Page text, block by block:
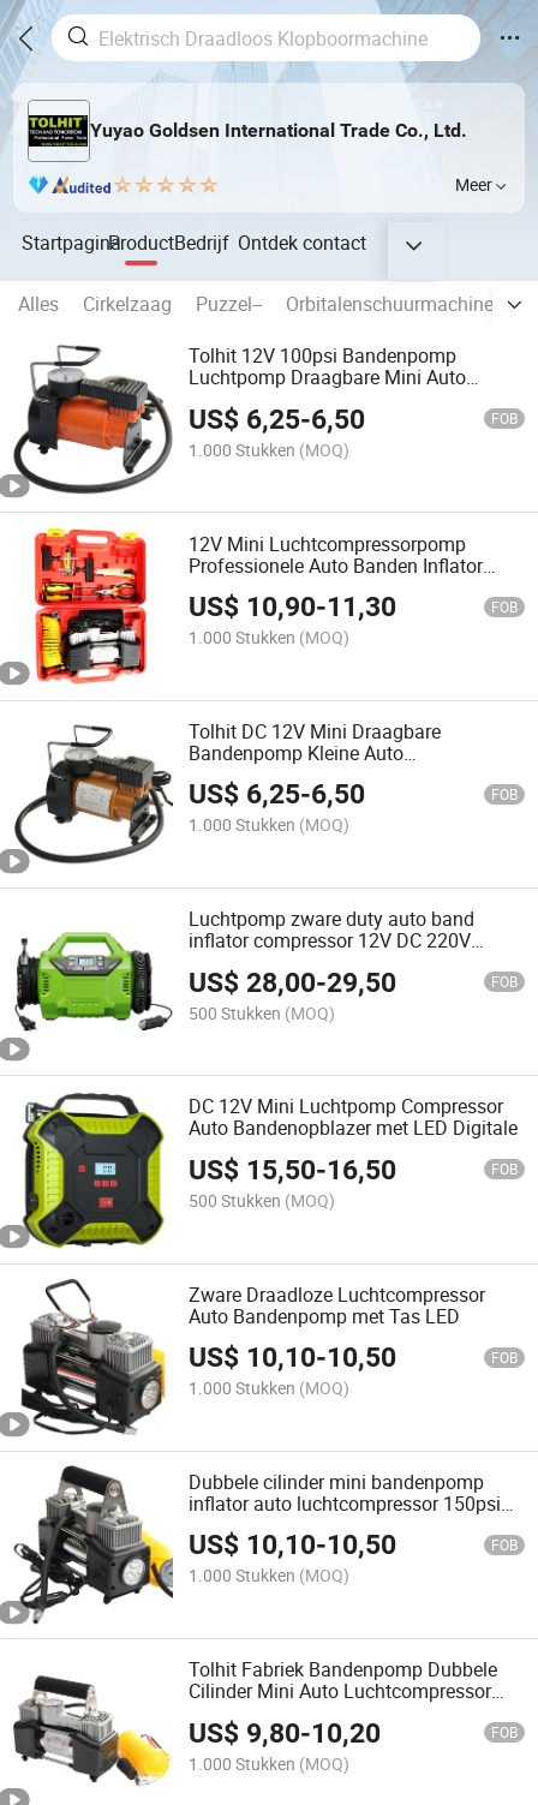
Yuyao Goldsen International Trade Co., Ltd.
Meer
StartpaginaProductBedrijf Ontdekcontact
Alles Cirkelzaag Puzzel-- Orbitalenschuurmachine
Tolhit 12V 100psi Bandenpomp
Luchtpomp Draagbare Mini Auto
US$ 6,25-6,50 FOB
1.000 Stukken (MOQ)
12V Mini Luchtcompressorpomp
Professionele Auto Banden Inflator
150psi Dubbele Cilinders
US$ 10,90-11,30 FOB
1.000 Stukken (MOQ)
Tolhit DC 12V Mini Draagbare
Bandenpomp Kleine Auto
Luchtcompressor 100psi
US$ 6,25-6,50 FOB
1.000 Stukken (MOQ)
Luchtpomp zware duty auto band
inflator compressor 12V DC 220V
US$28,00-29,50 FOB
500 Stukken (MOQ)
DC 12V Mini Luchtpomp Compressor
Auto Bandenopblazer met LED Digitale
US$ 15,50-16,50 FOB
500 Stukken (MOQ)
Zware Draadloze Luchtcompressor
Auto Bandenpomp met Tas LED
US$ 10,10-10,50 FOB
1.000 Stukken (MOQ)
Dubbele cilinder mini bandenpomp
inflator auto luchtcompressor 150psi
met LED
US$ 10,10-10,50 FOB
1.000 Stukken (MOQ)
Tolhit Fabriek Bandenpomp Dubbele
Cilinder Mini Auto Luchtcompressor
US$ 9,80-10,20 FOB
1.000 Stukken (MOQ)